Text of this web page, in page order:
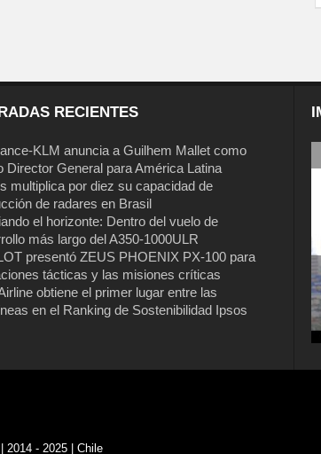
RECIENTES
KLM anuncia a Guilhem Mallet como
Director General para América Latina
multiplica por diez su capacidad de
de radares en Brasil
el horizonte: Dentro del vuelo de
más largo del A350-1000ULR
presentó ZEUS PHOENIX PX-100 para
tácticas y las misiones críticas
obtiene el primer lugar entre las
en el Ranking de Sostenibilidad Ipsos
Air France-KLM anuncia a Guilhem
Mallet como nuevo Director General
para América Latina
2014 - 2025 | Chile